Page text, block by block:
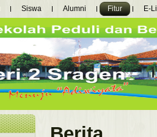
Siswa Alumni Fitur E-